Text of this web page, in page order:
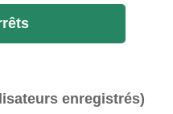
enregistrés)